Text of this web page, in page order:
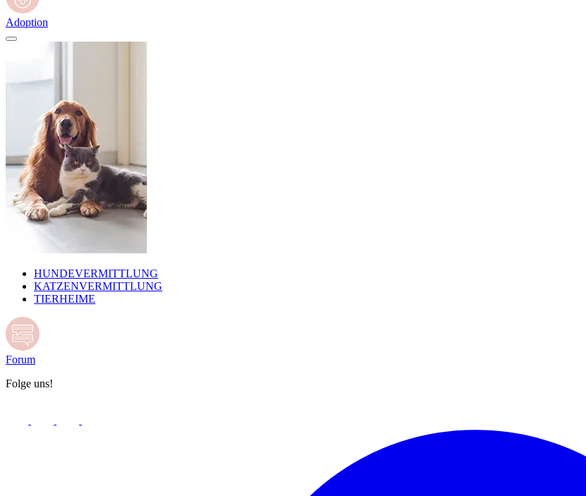
Adoption
HUNDEVERMITTLUNG
KATZENVERMITTLUNG
TIERHEIME
Forum
Folge uns!